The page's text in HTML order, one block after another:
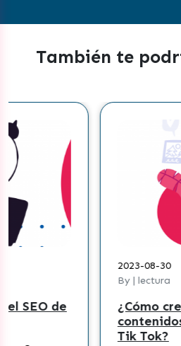
También te
¿Cómo crear una
contenidos efectiva